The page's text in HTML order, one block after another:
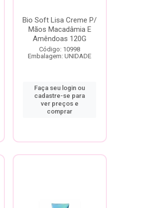
Bio Soft Lisa Creme P/
Mãos Macadâmia E
Amêndoas 120G
Código: 10998
Embalagem: UNIDADE
Faça seu login ou
cadastre-se para
ver preços e
comprar